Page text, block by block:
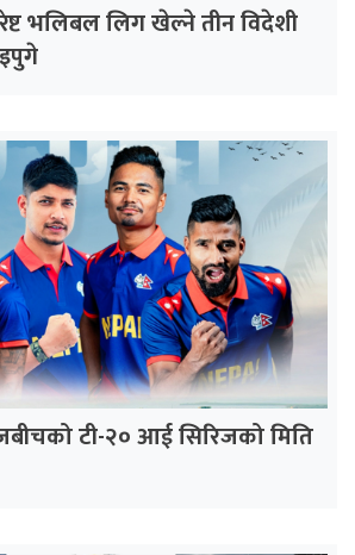
भलिबल लिग खेल्ने तीन विदेशी
टी-२० आई सिरिजको मिति